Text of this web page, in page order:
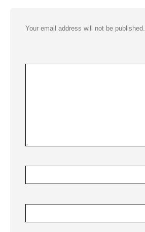
Your email address will not be published.